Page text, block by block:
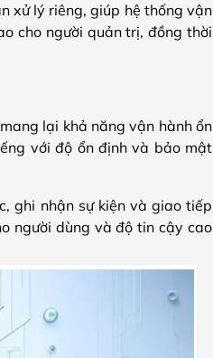
xử lý riêng, giúp hệ thống vận
cho người quản trị, đồng thời
lại khả năng vận hành ổn
với độ ổn định và bảo mật
ghi nhận sự kiện và giao tiếp
người dùng và độ tin cậy cao